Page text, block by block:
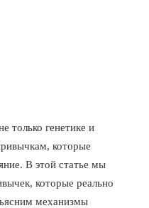
только генетике и
которые
В этой статье мы
которые реально
механизмы